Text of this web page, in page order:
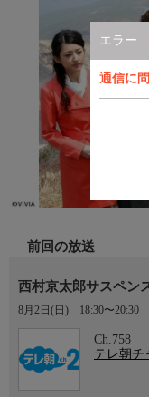
エラー
通信に
前回の放送
西村京太郎サスペン
8月2日(日) 18:30〜20:30
Ch.758
テレ朝チ